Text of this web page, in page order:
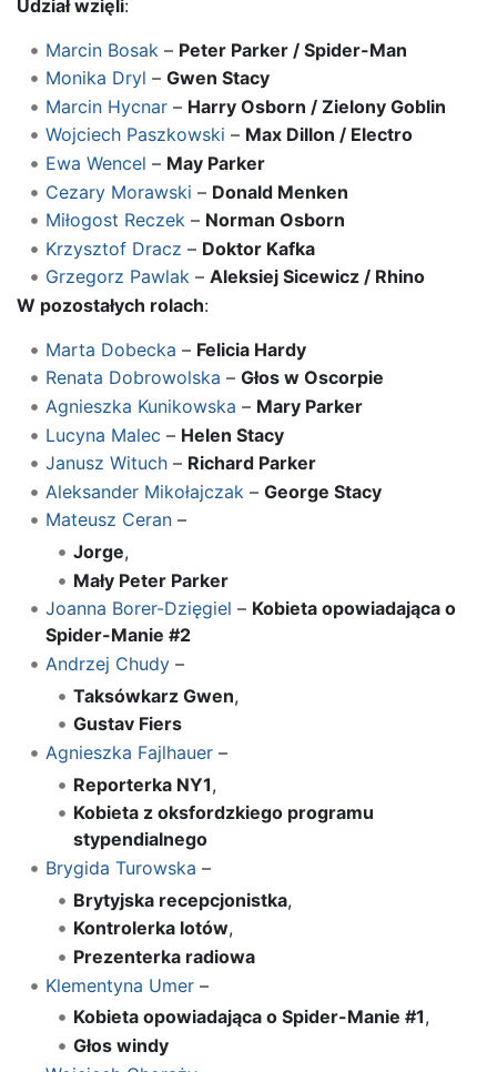
Udział wzięli:
Marcin Bosak – Peter Parker / Spider-Man
Monika Dryl – Gwen Stacy
Marcin Hycnar– Harry Osborn / Zielony Goblin
Wojciech Paszkowski – Max Dillon / Electro
Ewa Wencel – May Parker
Cezary Morawski – Donald Menken
Miłogost Reczek– Norman Osborn
Krzysztof Dracz – Doktor Kafka
Grzegorz Pawlak– Aleksiej Sicewicz / Rhino
W pozostałych rolach:
Marta Dobecka – Felicia Hardy
Renata Dobrowolska – Głos w Oscorpie
Agnieszka Kunikowska – Mary Parker
Lucyna Malec – Helen Stacy
Janusz Wituch– Richard Parker
Aleksander Mikołajczak – George Stacy
Mateusz Ceran–
Jorge,
Mały Peter Parker
Joanna Borer-Dzięgiel – Kobieta opowiadająca o
Spider-Manie #2
Andrzej Chudy–
Taksówkarz Gwen,
Gustav Fiers
Agnieszka Fajlhauer–
Reporterka NY1,
Kobieta z oksfordzkiego programu
stypendialnego
Brygida Turowska –
Brytyjska recepcjonistka,
Kontrolerka lotów,
Prezenterka radiowa
Klementyna Umer–
Kobieta opowiadająca o Spider-Manie #1,
Głos windy